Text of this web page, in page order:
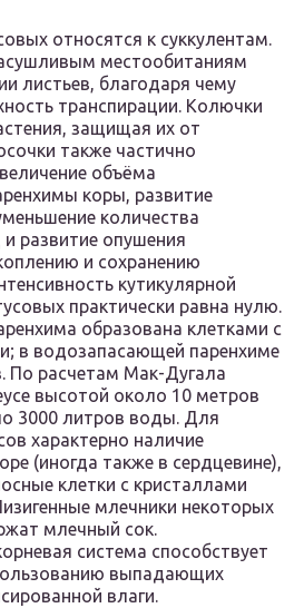
относятся к суккулентам.
местообитаниям
листьев, благодаря чему
транспирации. Колючки
защищая их от
также частично
объёма
коры, развитие
количества
развитие опушения
и сохранению
кутикулярной
практически равна нулю.
образована клетками с
в водозапасающей паренхиме
По расчетам Мак-Дугала
высотой около 10 метров
3000 литров воды. Для
характерно наличие
(иногда также в сердцевине),
клетки с кристаллами
млечники некоторых
млечный сок.
система способствует
выпадающих
влаги.